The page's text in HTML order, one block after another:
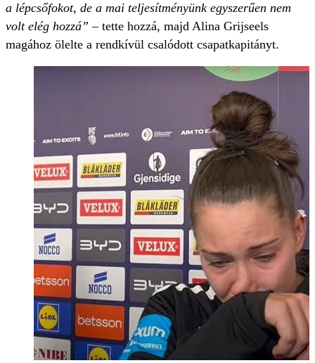
a lépcsőfokot, de a mai teljesítményünk egyszerűen nem
volt elég hozzá” – tette hozzá, majd Alina Grijseels
magához ölelte a rendkívül csalódott csapatkapitányt.